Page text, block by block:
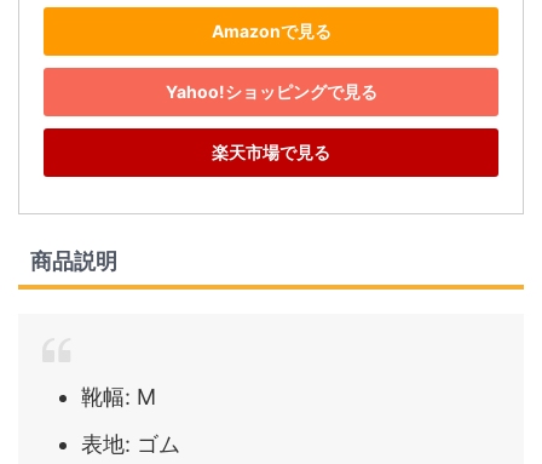
Amazonで見る
Yahoo!ショッピングで見る
楽天市場で見る
商品説明
靴幅: M
表地: ゴム